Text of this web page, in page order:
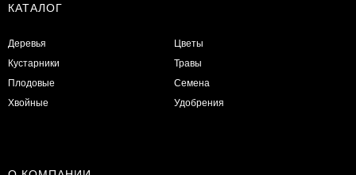
КАТАЛОГ
Деревья
Кустарники
Плодовые
Хвойные
Цветы
Травы
Семена
Удобрения